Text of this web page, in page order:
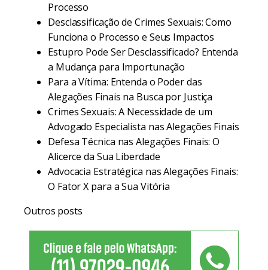
Processo
Desclassificação de Crimes Sexuais: Como
Funciona o Processo e Seus Impactos
Estupro Pode Ser Desclassificado? Entenda
a Mudança para Importunação
Para a Vítima: Entenda o Poder das
Alegações Finais na Busca por Justiça
Crimes Sexuais: A Necessidade de um
Advogado Especialista nas Alegações Finais
Defesa Técnica nas Alegações Finais: O
Alicerce da Sua Liberdade
Advocacia Estratégica nas Alegações Finais:
O Fator X para a Sua Vitória
Outros posts